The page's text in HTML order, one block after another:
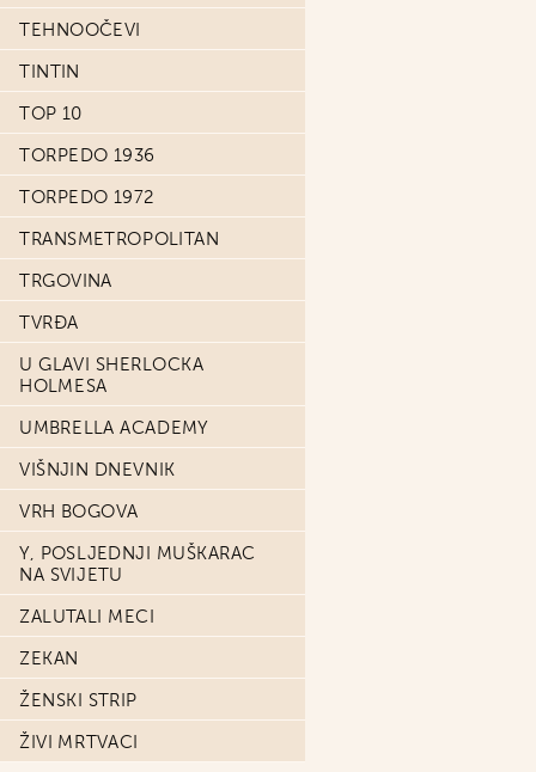
TEHNOOČEVI
TINTIN
TOP 10
TORPEDO 1936
TORPEDO 1972
TRANSMETROPOLITAN
TRGOVINA
TVRĐA
U GLAVI SHERLOCKA
HOLMESA
UMBRELLA ACADEMY
VIŠNJIN DNEVNIK
VRH BOGOVA
Y, POSLJEDNJI MUŠKARAC
NA SVIJETU
ZALUTALI MECI
ZEKAN
ŽENSKI STRIP
ŽIVI MRTVACI